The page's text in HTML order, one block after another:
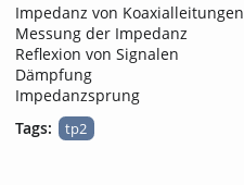
Impedanz von Koaxialleitungen
Messung der Impedanz
Reflexion von Signalen
Dämpfung
Impedanzsprung
Tags:
tp2